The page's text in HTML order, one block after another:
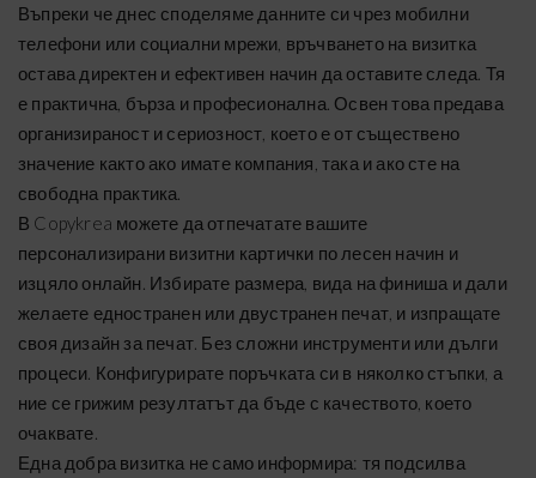
Въпреки че днес споделяме данните си чрез мобилни
телефони или социални мрежи, връчването на визитка
остава директен и ефективен начин да оставите следа. Тя
е практична, бърза и професионална. Освен това предава
организираност и сериозност, което е от съществено
значение както ако имате компания, така и ако сте на
свободна практика.
В Copykrea можете да отпечатате вашите
персонализирани визитни картички по лесен начин и
изцяло онлайн. Избирате размера, вида на финиша и дали
желаете едностранен или двустранен печат, и изпращате
своя дизайн за печат. Без сложни инструменти или дълги
процеси. Конфигурирате поръчката си в няколко стъпки, а
ние се грижим резултатът да бъде с качеството, което
очаквате.
Една добра визитка не само информира: тя подсилва